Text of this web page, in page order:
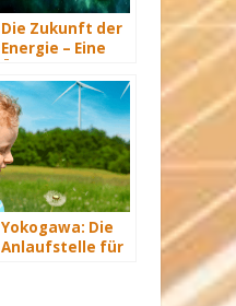
Die Zukunft der
Energie – Eine
Yokogawa: Die
Anlaufstelle für